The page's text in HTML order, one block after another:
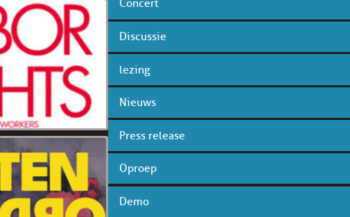
Concert
Discussie
lezing
Nieuws
Press release
Oproep
Demo